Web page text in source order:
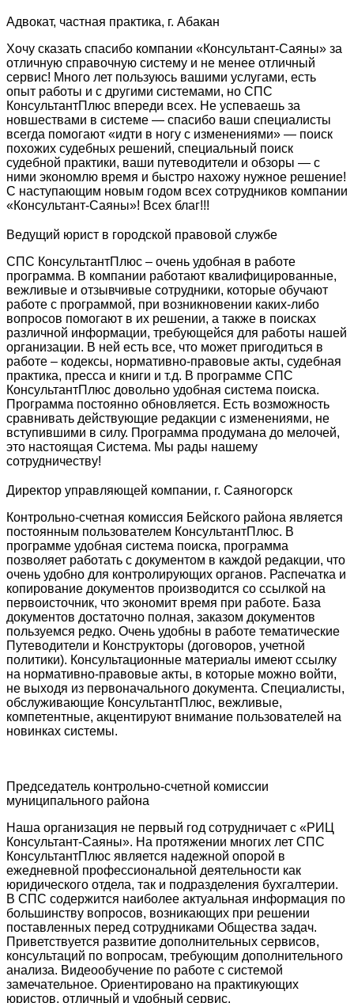
Адвокат, частная практика, г. Абакан
Хочу сказать спасибо компании «Консультант-Саяны» за
отличную справочную систему и не менее отличный
сервис! Много лет пользуюсь вашими услугами, есть
опыт работы и с другими системами, но СПС
КонсультантПлюс впереди всех. Не успеваешь за
новшествами в системе — спасибо ваши специалисты
всегда помогают «идти в ногу с изменениями» — поиск
похожих судебных решений, специальный поиск
судебной практики, ваши путеводители и обзоры — с
ними экономлю время и быстро нахожу нужное решение!
С наступающим новым годом всех сотрудников компании
«Консультант-Саяны»! Всех благ!!!
Ведущий юрист в городской правовой службе
СПС КонсультантПлюс – очень удобная в работе
программа. В компании работают квалифицированные,
вежливые и отзывчивые сотрудники, которые обучают
работе с программой, при возникновении каких-либо
вопросов помогают в их решении, а также в поисках
различной информации, требующейся для работы нашей
организации. В ней есть все, что может пригодиться в
работе – кодексы, нормативно-правовые акты, судебная
практика, пресса и книги и т.д. В программе СПС
КонсультантПлюс довольно удобная система поиска.
Программа постоянно обновляется. Есть возможность
сравнивать действующие редакции с изменениями, не
вступившими в силу. Программа продумана до мелочей,
это настоящая Система. Мы рады нашему
сотрудничеству!
Директор управляющей компании, г. Саяногорск
Контрольно-счетная комиссия Бейского района является
постоянным пользователем КонсультантПлюс. В
программе удобная система поиска, программа
позволяет работать с документом в каждой редакции, что
очень удобно для контролирующих органов. Распечатка и
копирование документов производится со ссылкой на
первоисточник, что экономит время при работе. База
документов достаточно полная, заказом документов
пользуемся редко. Очень удобны в работе тематические
Путеводители и Конструкторы (договоров, учетной
политики). Консультационные материалы имеют ссылку
на нормативно-правовые акты, в которые можно войти,
не выходя из первоначального документа. Специалисты,
обслуживающие КонсультантПлюс, вежливые,
компетентные, акцентируют внимание пользователей на
новинках системы.
Председатель контрольно-счетной комиссии
муниципального района
Наша организация не первый год сотрудничает с «РИЦ
Консультант-Саяны». На протяжении многих лет СПС
КонсультантПлюс является надежной опорой в
ежедневной профессиональной деятельности как
юридического отдела, так и подразделения бухгалтерии.
В СПС содержится наиболее актуальная информация по
большинству вопросов, возникающих при решении
поставленных перед сотрудниками Общества задач.
Приветствуется развитие дополнительных сервисов,
консультаций по вопросам, требующим дополнительного
анализа. Видеообучение по работе с системой
замечательное. Ориентировано на практикующих
юристов, отличный и удобный сервис.